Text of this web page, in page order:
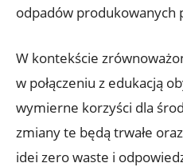
odpadów produkowanych
W kontekście
w połączeniu z edukacją
wymierne korzyści dla
zmiany te będą trwałe
idei zero waste i